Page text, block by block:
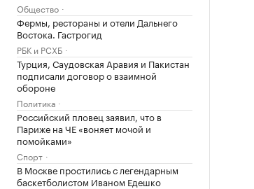
Общество
Фермы, рестораны и отели Дальнего
Востока. Гастрогид
РБК и РСХБ
Турция, Саудовская Аравия и Пакистан
подписали договор о взаимной
обороне
Политика
Российский пловец заявил, что в
Париже на ЧЕ «воняет мочой и
помойками»
Спорт
В Москве простились с легендарным
баскетболистом Иваном Едешко